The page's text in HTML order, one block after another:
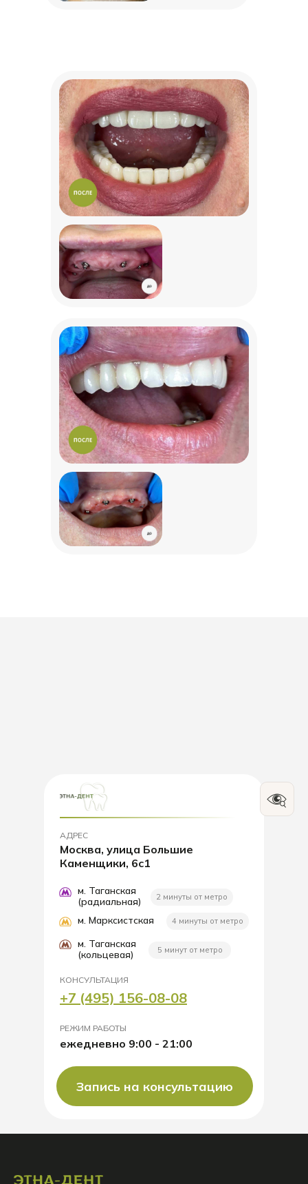
АДРЕС
Москва, улица Большие
Каменщики, 6с1
КОНСУЛЬТАЦИЯ
РЕЖИМ РАБОТЫ
ежедневно 9:00 - 21:00
+7 (495) 156-08-08
Запись на консультацию
2 минуты от метро
м. Таганская
(радиальная)
4 минуты от метро
5 минут от метро
м. Марксистская
м. Таганская
(кольцевая)